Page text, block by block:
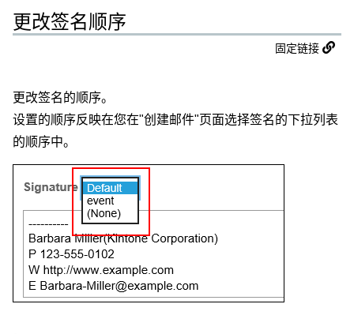
更改签名顺序
固定链接
更改签名的顺序。
设置的顺序反映在您在"创建邮件"页面选择签名的下拉列表
的顺序中。